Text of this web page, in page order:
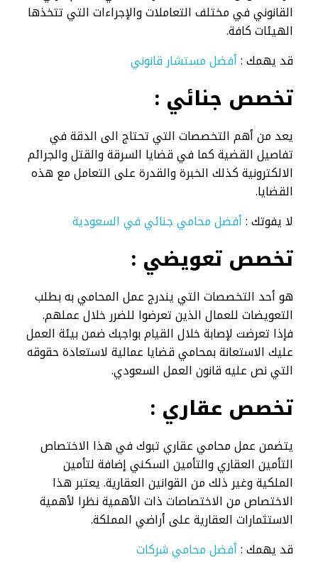
القانوني في مختلف التعاملات والإجراءات التي تتخذها
الهيئات كافة.
قد يهمك :أفضل مستشار قانوني
تخصص جنائي :
يعد من أهم التخصصات التي تحتاج الى الدقة في
تفاصيل القضية كما في قضايا السرقة والقتل والجرائم
الالكترونية كذلك الخبرة والقدرة على التعامل مع هذه
القضايا.
لا يفوتك :أفضل محامي جنائي في السعودية
تخصص تعويضي :
هو أحد التخصصات التي يندرج عمل المحامي به بطلب
التعويضات للعمال الذين تعرضوا للضرر خلال عملهم.
فإذا تعرضت لإصابة خلال القيام بواجبك ضمن بيئة العمل
عليك الاستعانة بمحامي قضايا عمالية لاستعادة حقوقه
التي نص عليه قانون العمل السعودي.
تخصص عقاري :
يتضمن عمل محامي عقاري تبوك في هذا الاختصاص
التأمين العقاري والتأمين السكني إضافة لتأمين
الملكية وغير ذلك من القوانين العقارية. يعتبر هذا
الاختصاص من الاختصاصات ذات الأهمية نظرا لأهمية
الاستثمارات العقارية على أراضي المملكة.
قد يهمك :أفضل محامي شركات